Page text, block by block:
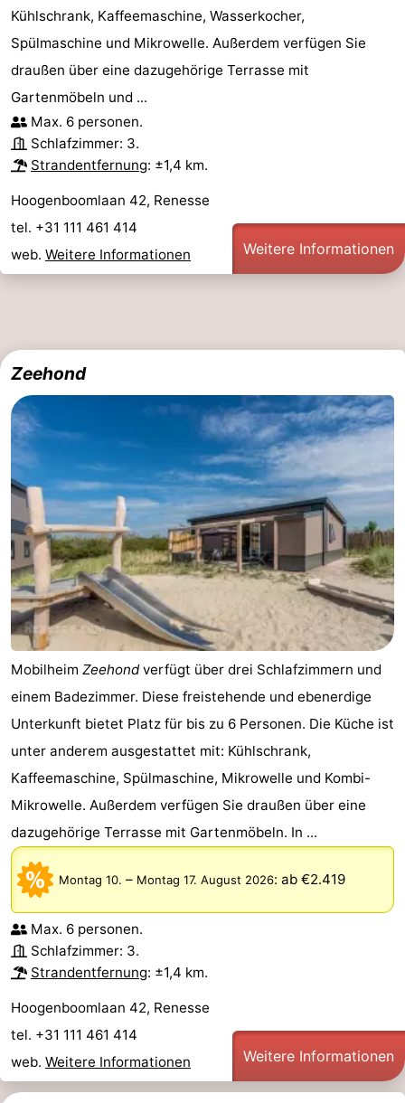
Kühlschrank, Kaffeemaschine, Wasserkocher,
Spülmaschine und Mikrowelle. Außerdem verfügen Sie
draußen über eine dazugehörige Terrasse mit
Gartenmöbeln und ...
Max. 6 personen.
Schlafzimmer: 3.
Strandentfernung: ±1,4 km.
Hoogenboomlaan 42, Renesse
tel. +31 111 461 414
web. Weitere Informationen Weitere Informationen
Zeehond
Mobilheim Zeehondverfügt über drei Schlafzimmern und
einem Badezimmer. Diese freistehende und ebenerdige
Unterkunft bietet Platz für bis zu 6 Personen. Die Küche ist
unter anderem ausgestattet mit: Kühlschrank,
Kaffeemaschine, Spülmaschine, Mikrowelle und Kombi-
Mikrowelle. Außerdem verfügen Sie draußen über eine
dazugehörige Terrasse mit Gartenmöbeln. In ...
Montag 10. – Montag 17. August 2026: ab €2.419
Max. 6 personen.
Schlafzimmer: 3.
Strandentfernung: ±1,4 km.
Hoogenboomlaan 42, Renesse
tel. +31 111 461 414
web. Weitere Informationen Weitere Informationen